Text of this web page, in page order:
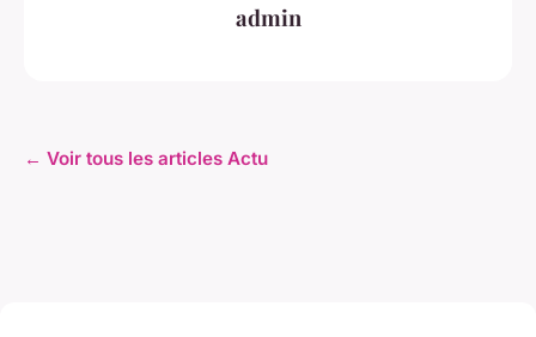
admin
← Voir tous les articles Actu